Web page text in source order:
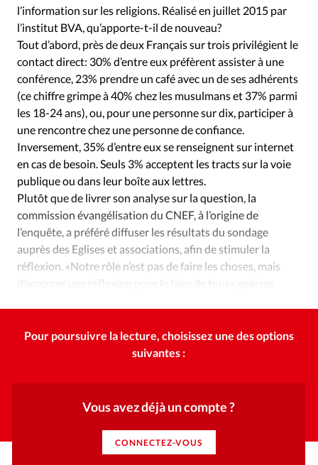
l’information sur les religions. Réalisé en juillet 2015 par
l’institut BVA, qu’apporte-t-il de nouveau?
Tout d’abord, près de deux Français sur trois privilégient le
contact direct: 30% d’entre eux préfèrent assister à une
conférence, 23% prendre un café avec un de ses adhérents
(ce chiffre grimpe à 40% chez les musulmans et 37% parmi
les 18-24 ans), ou, pour une personne sur dix, participer à
une rencontre chez une personne de confiance.
Inversement, 35% d’entre eux se renseignent sur internet
en cas de besoin. Seuls 3% acceptent les tracts sur la voie
publique ou dans leur boîte aux lettres.
Plutôt que de livrer son analyse sur la question, la
commission évangélisation du CNEF, à l’origine de
l’enquête, a préféré diffuser les résultats du sondage
auprès des Eglises et associations, afin de stimuler la
réflexion. «Notre rôle n’est pas de faire les choses, mais
d’amorcer une réflexion pour le bien de tous», précise
Pour poursuivre la lecture, choisissez une des options
suivantes :
Vous avez déjà un compte ?
CONNECTEZ-VOUS